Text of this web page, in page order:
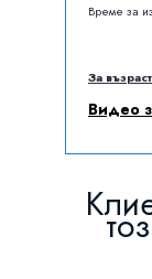
Време за
За
Видео